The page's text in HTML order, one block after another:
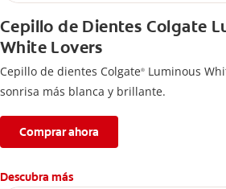
Cepillo de Dientes Colgate
White Lovers
Cepillo de dientes Colgate® Luminous
sonrisa más blanca y brillante.
Comprar ahora
Descubra más